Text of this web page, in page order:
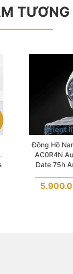
Đồng Hồ
AC0R4N
Date 75h